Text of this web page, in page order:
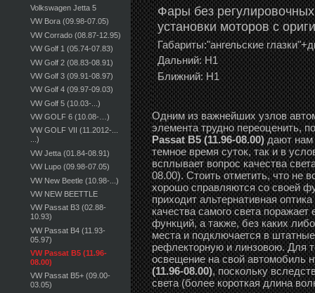
Volkswagen Jetta 5
VW Bora (09.98-07.05)
VW Corrado (08.87-12.95)
VW Golf 1 (05.74-07.83)
VW Golf 2 (08.83-08.91)
VW Golf 3 (09.91-08.97)
VW Golf 4 (09.97-09.03)
VW Golf 5 (10.03-...)
VW GOLF 6 (10.08-…)
VW GOLF VII (11.2012-...
...)
VW Jetta (01.84-08.91)
VW Lupo (09.98-07.05)
VW New Beetle (10.98-...)
VW NEW BEETTLE
VW Passat B3 (02.88-
10.93)
VW Passat B4 (11.93-
05.97)
VW Passat B5 (11.96-
08.00)
VW Passat B5+ (09.00-
03.05)
Фары без
установки моторов с
Габариты:"ангельские
Дальний: Н1
Ближний: Н1
Одним из важнейших узлов
элемента трудно переоценить,
Passat B5 (11.96-08.00)дают нам
темное время суток, так и в
всплывает вопрос качества
08.00). Стоить отметить, что не
хорошо справляются со своей
приходит альтернативная
качества самого света
функций, а также, без каких
места и подключается в
рефлекторную и линзовою. Для
освещение на свой автомобиль
(11.96-08.00), поскольку
света (более короткая длина